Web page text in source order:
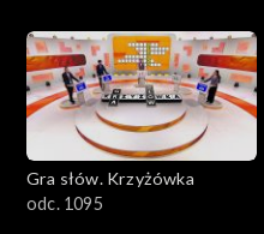
Gra słów. Krzyżówka
odc. 1095